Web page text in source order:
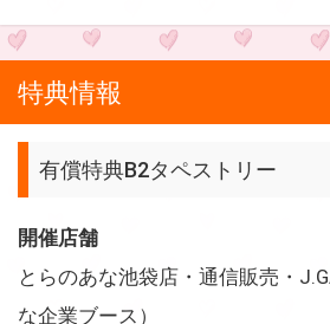
特典情報
有償特典B2タペストリー
開催店舗
とらのあな池袋店・通信販売・
な企業ブース）